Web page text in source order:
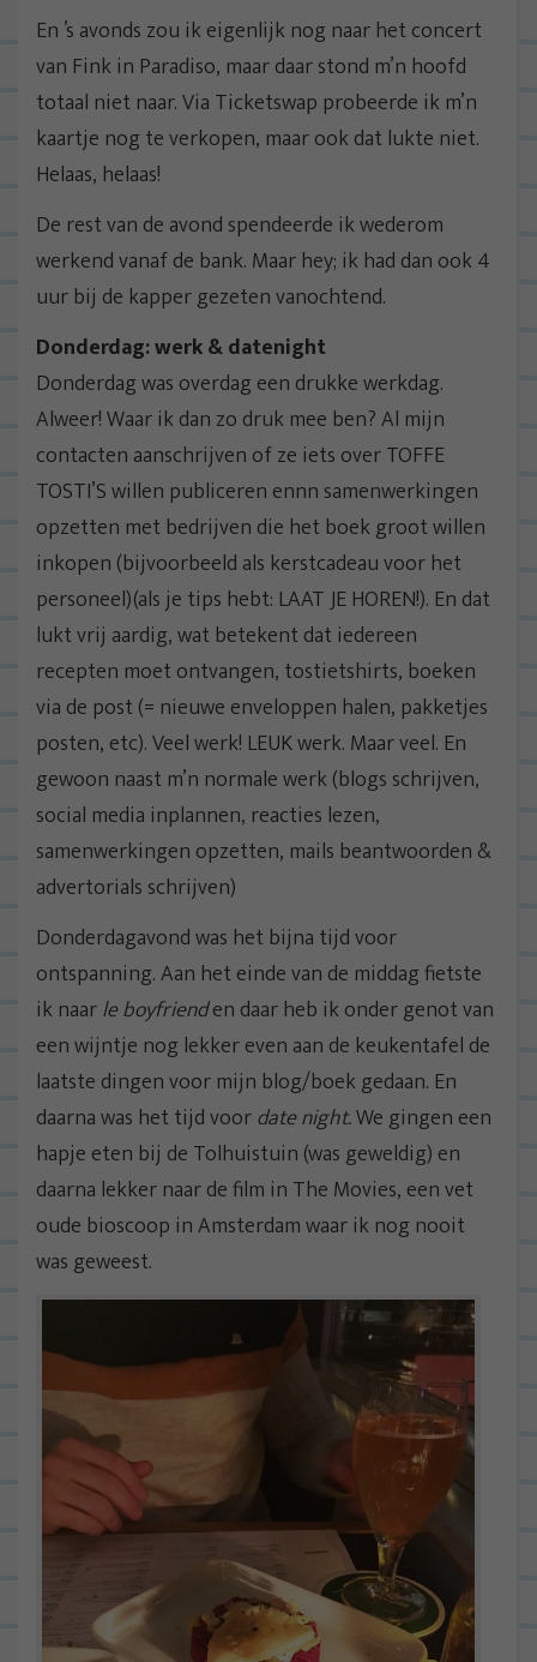
En ’s avonds zou ik eigenlijk nog naar het concert
van Fink in Paradiso, maar daar stond m’n hoofd
totaal niet naar. Via Ticketswap probeerde ik m’n
kaartje nog te verkopen, maar ook dat lukte niet.
Helaas, helaas!
De rest van de avond spendeerde ik wederom
werkend vanaf de bank. Maar hey; ik had dan ook 4
uur bij de kapper gezeten vanochtend.
Donderdag: werk & datenight
Donderdag was overdag een drukke werkdag.
Alweer! Waar ik dan zo druk mee ben? Al mijn
contacten aanschrijven of ze iets over TOFFE
TOSTI’S willen publiceren ennn samenwerkingen
opzetten met bedrijven die het boek groot willen
inkopen (bijvoorbeeld als kerstcadeau voor het
personeel)(als je tips hebt: LAAT JE HOREN!). En dat
lukt vrij aardig, wat betekent dat iedereen
recepten moet ontvangen, tostietshirts, boeken
via de post (= nieuwe enveloppen halen, pakketjes
posten, etc). Veel werk! LEUK werk. Maar veel. En
gewoon naast m’n normale werk (blogs schrijven,
social media inplannen, reacties lezen,
samenwerkingen opzetten, mails beantwoorden &
advertorials schrijven)
Donderdagavond was het bijna tijd voor
ontspanning. Aan het einde van de middag fietste
ik naarle boyfrienden daar heb ik onder genot van
een wijntje nog lekker even aan de keukentafel de
laatste dingen voor mijn blog/boek gedaan. En
daarna was het tijd voordate night.We gingen een
hapje eten bij de Tolhuistuin (was geweldig) en
daarna lekker naar de film in The Movies, een vet
oude bioscoop in Amsterdam waar ik nog nooit
was geweest.